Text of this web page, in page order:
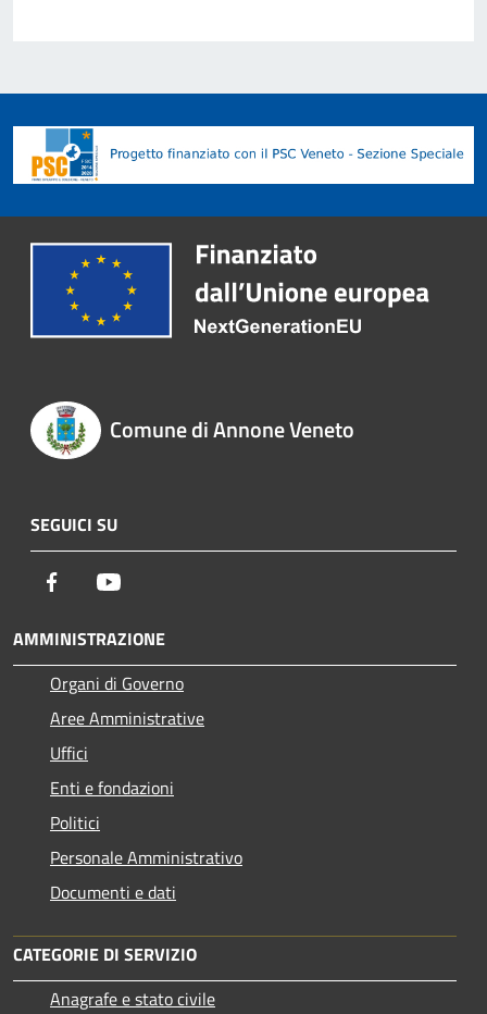
Comune di Annone Veneto
SEGUICI SU
Facebook
AMMINISTRAZIONE
Organi di Governo
Aree Amministrative
Uffici
Enti e fondazioni
Politici
Personale Amministrativo
Documenti e dati
CATEGORIE DI SERVIZIO
Anagrafe e stato civile